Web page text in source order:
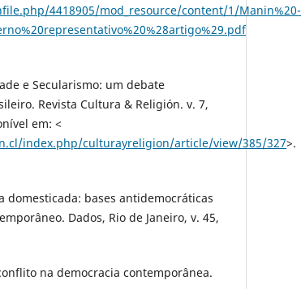
4418905/mod_resource/content/1/Manin%20-
e Secularismo: um debate
Revista Cultura & Religión. v. 7,
em: <
index.php/culturayreligion/article/view/385/327>.
domesticada: bases antidemocráticas
Dados, Rio de Janeiro, v. 45,
na democracia contemporânea.